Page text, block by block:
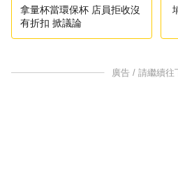
拿量杯當環保杯 店員拒收沒
有折扣 掀議論
廣告 / 請繼續往